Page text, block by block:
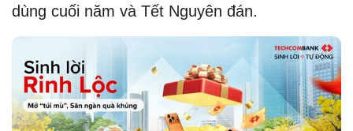
dùng cuối năm và Tết Nguyên đán.